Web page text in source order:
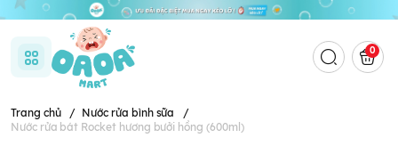
0
Trang chủ / Nước rửa bình sữa
/
Nước rửa bát Rocket hương bưởi hồng (600ml)